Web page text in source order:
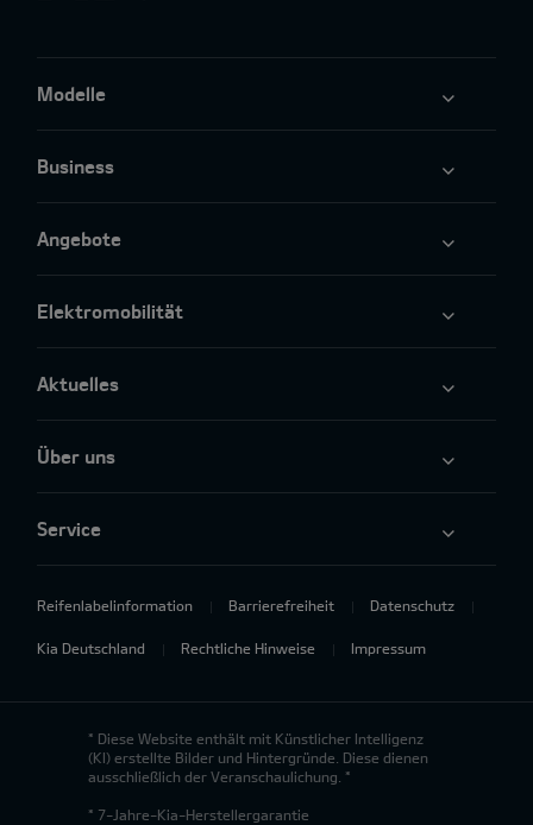
Modelle
Business
Angebote
Elektromobilität
Aktuelles
Über uns
Service
Reifenlabelinformation Barrierefreiheit Datenschutz
Kia Deutschland Rechtliche Hinweise Impressum
* Diese Website enthält mit Künstlicher Intelligenz
(KI) erstellte Bilder und Hintergründe. Diese dienen
ausschließlich der Veranschaulichung. *
* 7-Jahre-Kia-Herstellergarantie